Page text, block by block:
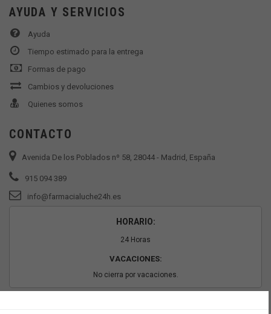
AYUDA Y SERVICIOS
Ayuda
Tiempo estimado para la entrega
Formas de pago
Cambios y devoluciones
Quienes somos
CONTACTO
Avenida De los Poblados nº 58, 28044 - Madrid, España
915 094 389
info@farmacialuche24h.es
HORARIO:
24 Horas
VACACIONES:
No cierra por vacaciones.